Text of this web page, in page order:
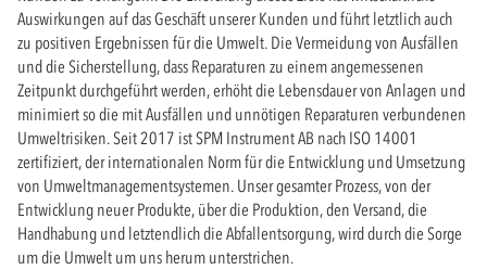
Auswirkungen auf das Geschäft unserer Kunden und führt letztlich auch
zu positiven Ergebnissen für die Umwelt. Die Vermeidung von Ausfällen
und die Sicherstellung, dass Reparaturen zu einem angemessenen
Zeitpunkt durchgeführt werden, erhöht die Lebensdauer von Anlagen und
minimiert so die mit Ausfällen und unnötigen Reparaturen verbundenen
Umweltrisiken. Seit 2017 ist SPM Instrument AB nach ISO 14001
zertifiziert, der internationalen Norm für die Entwicklung und Umsetzung
von Umweltmanagementsystemen. Unser gesamter Prozess, von der
Entwicklung neuer Produkte, über die Produktion, den Versand, die
Handhabung und letztendlich die Abfallentsorgung, wird durch die Sorge
um die Umwelt um uns herum unterstrichen.